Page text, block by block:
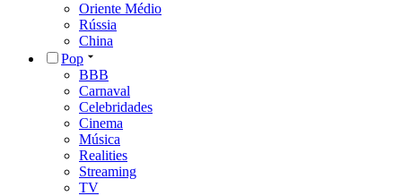
Oriente Médio
Rússia
China
Pop
BBB
Carnaval
Celebridades
Cinema
Música
Realities
Streaming
TV